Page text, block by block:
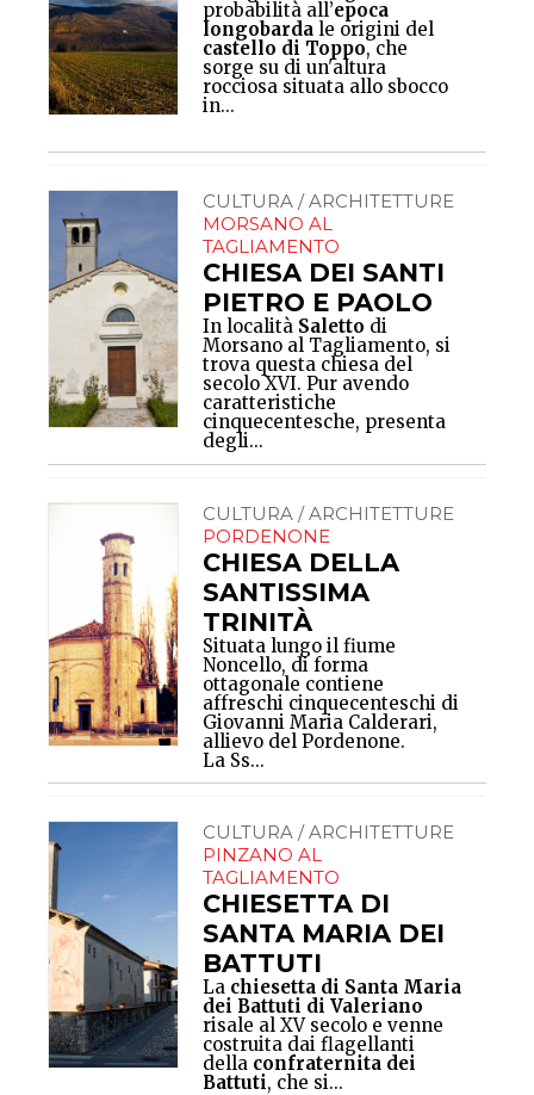
probabilità all’epoca
longobarda le origini del
castello di Toppo, che
sorge su di un'altura
rocciosa situata allo sbocco
in...
CULTURA / ARCHITETTURE
MORSANO AL
TAGLIAMENTO
CHIESA DEI SANTI
PIETRO E PAOLO
In località Saletto di
Morsano al Tagliamento, si
trova questa chiesa del
secolo XVI. Pur avendo
caratteristiche
cinquecentesche, presenta
degli...
CULTURA / ARCHITETTURE
PORDENONE
CHIESA DELLA
SANTISSIMA
TRINITÀ
Situata lungo il fiume
Noncello, di forma
ottagonale contiene
affreschi cinquecenteschi di
Giovanni Maria Calderari,
allievo del Pordenone.
La Ss...
CULTURA / ARCHITETTURE
PINZANO AL
TAGLIAMENTO
CHIESETTA DI
SANTA MARIA DEI
BATTUTI
La chiesetta di Santa Maria
dei Battuti di Valeriano
risale al XV secolo e venne
costruita dai flagellanti
della confraternita dei
Battuti, che si...